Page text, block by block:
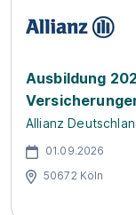
Ausbildung
Allianz
01.09.2026
50672 Köln